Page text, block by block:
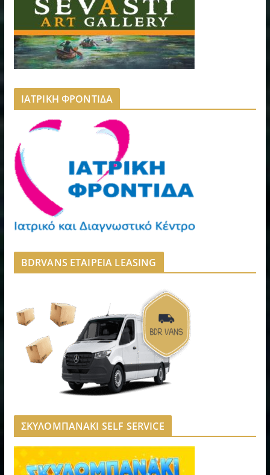
ΙΑΤΡΙΚΗ ΦΡΟΝΤΙΔΑ
BDRVANS ΕΤΑΙΡΕΙΑ LEASING
ΣΚΥΛΟΜΠΑΝΑΚΙ SELF SERVICE